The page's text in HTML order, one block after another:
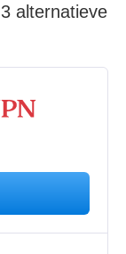
alternatieve